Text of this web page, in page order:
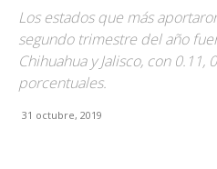
Los estados que más
segundo trimestre del año
Chihuahua y Jalisco, con 0.11,
porcentuales.
31 octubre, 2019